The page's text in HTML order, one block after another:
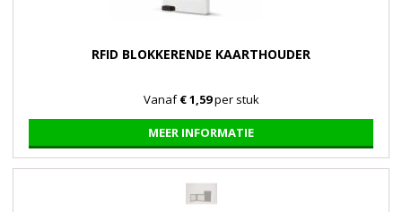
RFID BLOKKERENDE KAARTHOUDER
Vanaf€ 1,59per stuk
MEER INFORMATIE